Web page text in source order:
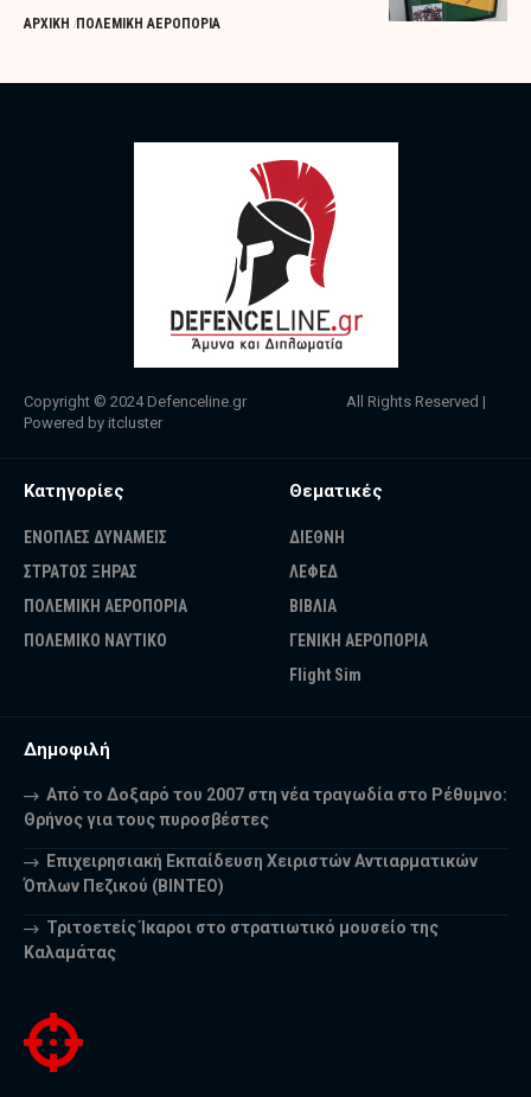
ΑΡΧΙΚΗ ΠΟΛΕΜΙΚΗ ΑΕΡΟΠΟΡΙΑ
Copyright © 2024 Defenceline.gr All Rights Reserved |
Powered by itcluster
Κατηγορίες
ΕΝΟΠΛΕΣ ΔΥΝΑΜΕΙΣ
ΣΤΡΑΤΟΣ ΞΗΡΑΣ
ΠΟΛΕΜΙΚΗ ΑΕΡΟΠΟΡΙΑ
ΠΟΛΕΜΙΚΟ ΝΑΥΤΙΚΟ
Θεματικές
ΔΙΕΘΝΗ
ΛΕΦΕΔ
ΒΙΒΛΙΑ
ΓΕΝΙΚΗ ΑΕΡΟΠΟΡΙΑ
Flight Sim
Δημοφιλή
Από το Δοξαρό του 2007 στη νέα τραγωδία στο Ρέθυμνο:
Θρήνος για τους πυροσβέστες
Επιχειρησιακή Εκπαίδευση Χειριστών Αντιαρματικών
Όπλων Πεζικού (ΒΙΝΤΕΟ)
Τριτοετείς Ίκαροι στο στρατιωτικό μουσείο της
Καλαμάτας